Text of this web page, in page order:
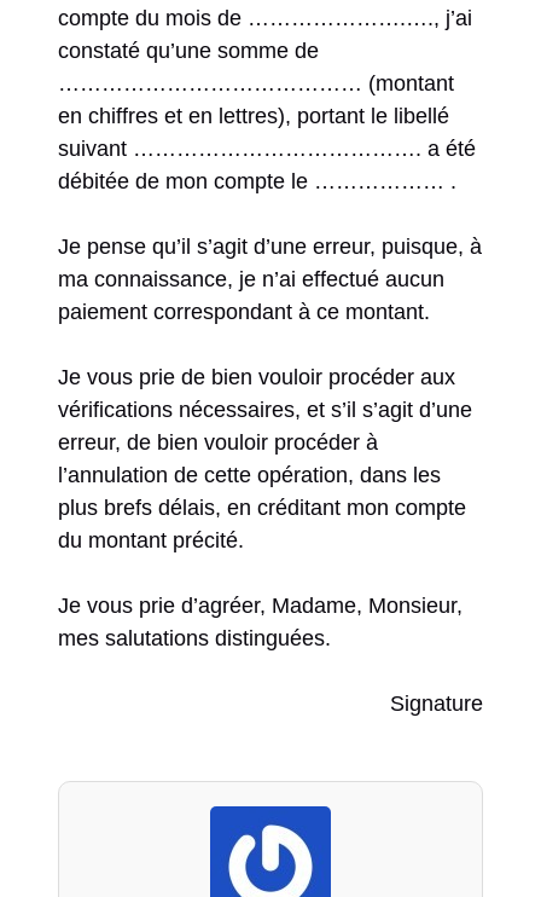
compte du mois de ………………….…., j’ai
constaté qu’une somme de
…………………………………… (montant
en chiffres et en lettres), portant le libellé
suivant …………………………………. a été
débitée de mon compte le ……………… .
Je pense qu’il s’agit d’une erreur, puisque, à
ma connaissance, je n’ai effectué aucun
paiement correspondant à ce montant.
Je vous prie de bien vouloir procéder aux
vérifications nécessaires, et s’il s’agit d’une
erreur, de bien vouloir procéder à
l’annulation de cette opération, dans les
plus brefs délais, en créditant mon compte
du montant précité.
Je vous prie d’agréer, Madame, Monsieur,
mes salutations distinguées.
Signature